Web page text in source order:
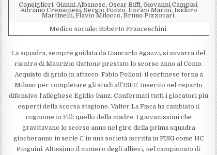
Consiglieri: Gianni Albanese, Oscar Biffi, Giovanni Campisi,
Adriano Cremonesi, Sergio Fonzo, Enrico Marini, Isidoro
Martinelli, Flavio Milocco, Bruno Pizzocari.
Medico sociale: Roberto Franceschini.
La squadra, sempre guidata da Giancarlo Agazzi, si avvarrà del
rientro di Maurizio Gattone prestato lo scorso anno al Como.
Acquisto di grido in attacco; Fabio Polloni: il cortinese torna a
Milano per completare gli studi all’ISEF. Inserito nel reparto
difensivo l’alleghese Egidio Ganz. Confermati tutti i giocatori più
esperti della scorsa stagione, Valter La Fisca ha cambiato il
cognome in Fill: quello della madre. I giovanissimi che
gravitavano lo scorso anno nel giro della prima squadra
giocheranno in serie C in una società iscritta in FISG come HC
Pinguini. Altissimo il numero degli allievi, nel campionato di